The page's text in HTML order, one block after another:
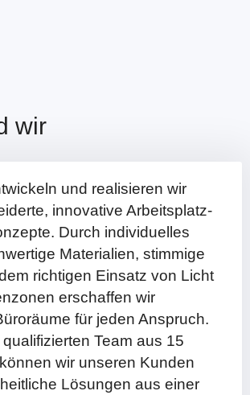
wir
und realisieren wir
innovative Arbeitsplatz-
Durch individuelles
Materialien, stimmige
richtigen Einsatz von Licht
erschaffen wir
für jeden Anspruch.
Team aus 15
wir unseren Kunden
Lösungen aus einer